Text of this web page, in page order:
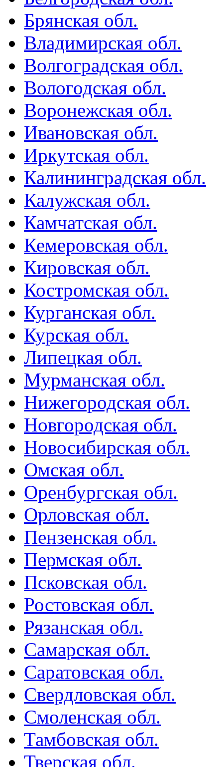
Брянская обл.
Владимирская обл.
Волгоградская обл.
Вологодская обл.
Воронежская обл.
Ивановская обл.
Иркутская обл.
Калининградская обл.
Калужская обл.
Камчатская обл.
Кемеровская обл.
Кировская обл.
Костромская обл.
Курганская обл.
Курская обл.
Липецкая обл.
Мурманская обл.
Нижегородская обл.
Новгородская обл.
Новосибирская обл.
Омская обл.
Оренбургская обл.
Орловская обл.
Пензенская обл.
Пермская обл.
Псковская обл.
Ростовская обл.
Рязанская обл.
Самарская обл.
Саратовская обл.
Свердловская обл.
Смоленская обл.
Тамбовская обл.
Тверская обл.